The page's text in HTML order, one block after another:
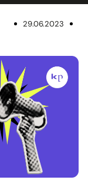
29.06.2023